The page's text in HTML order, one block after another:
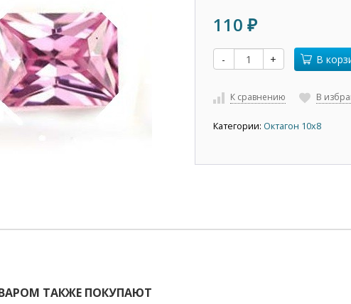
110 ₽
- + В
К сравнению В
Категории: Октагон 10х8
ТАКЖЕ ПОКУПАЮТ